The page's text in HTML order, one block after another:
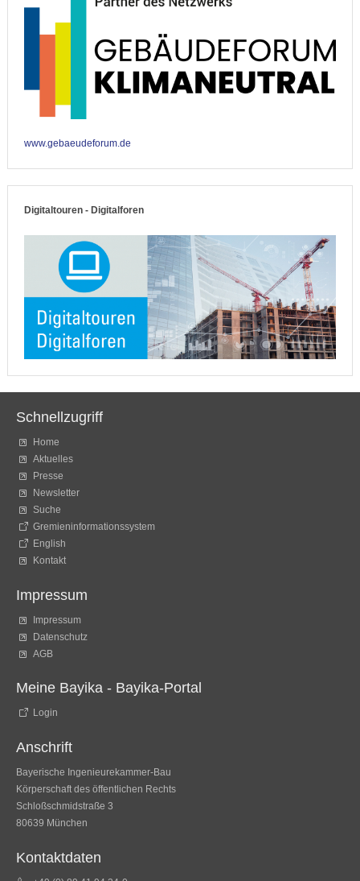
www.gebaeudeforum.de
Digitaltouren - Digitalforen
Schnellzugriff
Home
Aktuelles
Presse
Newsletter
Suche
Gremieninformationssystem
English
Kontakt
Impressum
Impressum
Datenschutz
AGB
Meine Bayika - Bayika-Portal
Login
Anschrift
Bayerische Ingenieurekammer-Bau
Körperschaft des öffentlichen Rechts
Schloßschmidstraße 3
80639 München
Kontaktdaten